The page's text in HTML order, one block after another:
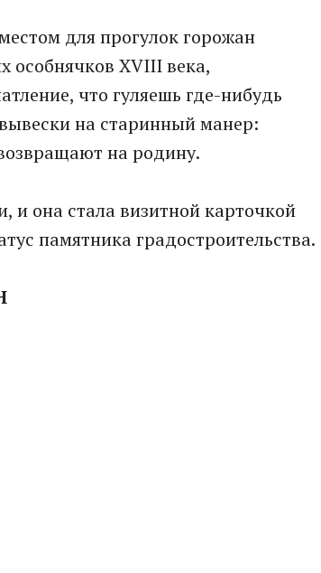
для прогулок горожан
особнячков XVIII века,
что гуляешь где-нибудь
на старинный манер:
на родину.
и она стала визитной карточкой
памятника градостроительства.